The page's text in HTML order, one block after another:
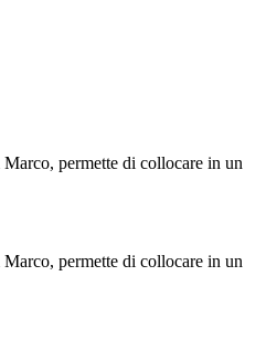
permette di collocare in un
permette di collocare in un